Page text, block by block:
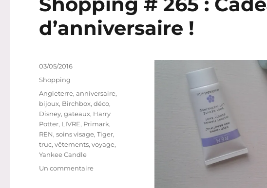
d’anniversaire !
Publié
le
03/05/2016
Catégories
Shopping
Étiquettes
Angleterre,anniversaire,
bijoux, Birchbox,déco,
Disney,gateaux, Harry
Potter, LIVRE, Primark,
REN,soins visage,Tiger,
truc,vêtements,voyage,
Yankee Candle
Un commentairesur